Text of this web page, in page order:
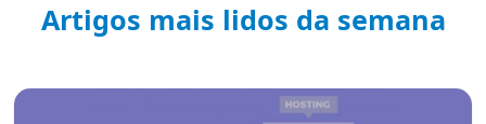
Artigos mais lidos da semana